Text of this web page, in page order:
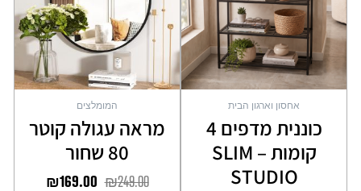
אחסון וארגון הבית
כוננית מדפים 4
קומות – SLIM
STUDIO
המומלצים
מראה עגולה קוטר
80 שחור
₪249.00
₪169.00